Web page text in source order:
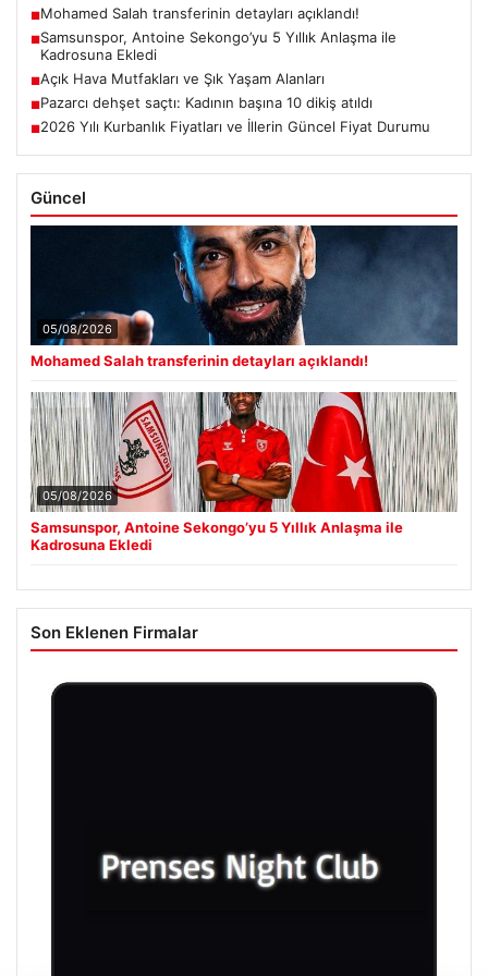
■Mohamed Salah transferinin detayları açıklandı!
■Samsunspor, Antoine Sekongo’yu 5 Yıllık Anlaşma ile
Kadrosuna Ekledi
■Açık Hava Mutfakları ve Şık Yaşam Alanları
■Pazarcı dehşet saçtı: Kadının başına 10 dikiş atıldı
■2026 Yılı Kurbanlık Fiyatları ve İllerin Güncel Fiyat Durumu
Güncel
05/08/2026
Mohamed Salah transferinin detayları açıklandı!
05/08/2026
Samsunspor, Antoine Sekongo’yu 5 Yıllık Anlaşma ile
Kadrosuna Ekledi
Son Eklenen Firmalar